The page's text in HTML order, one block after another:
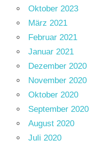
Oktober 2023
März 2021
Februar 2021
Januar 2021
Dezember 2020
November 2020
Oktober 2020
September 2020
August 2020
Juli 2020